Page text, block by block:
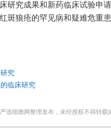
研究成果和新药临床试验申
斑狼疮的罕见病和疑难危重患
究
临床研究
选细胞网整理发布，未经授权不得转载